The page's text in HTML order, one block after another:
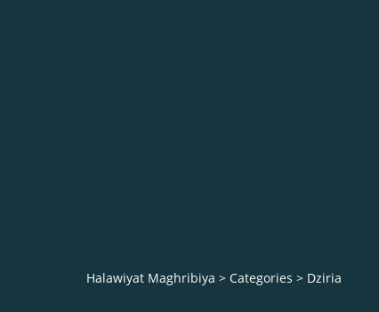
Halawiyat Maghribiya > Categories > Dziria